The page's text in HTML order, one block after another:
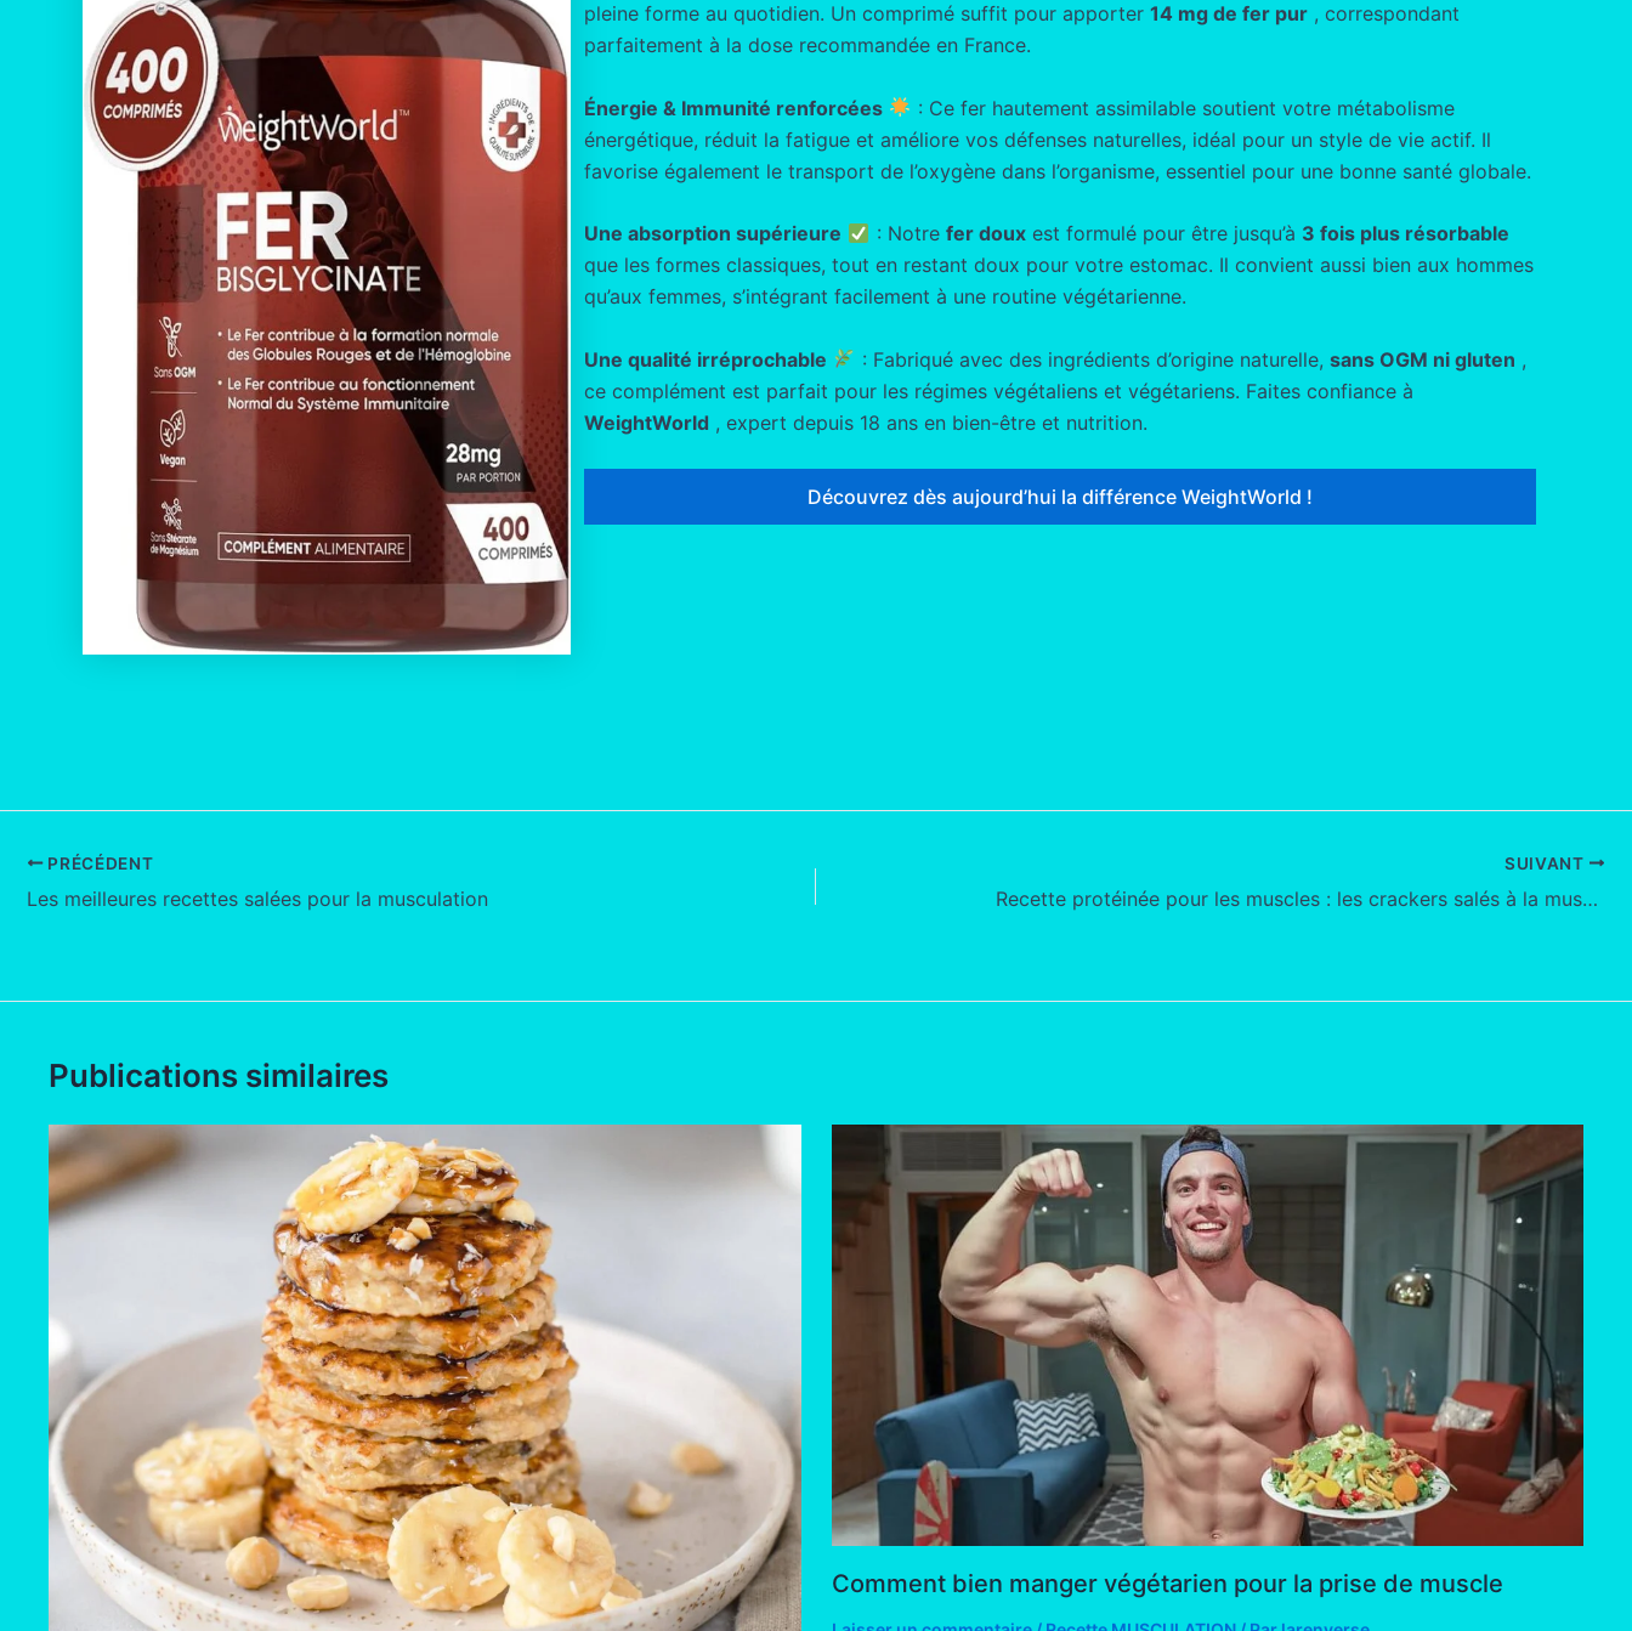
pleine forme au quotidien. Un comprimé suffit pour apporter14 mg de fer pur , correspondant
parfaitement à la dose recommandée en France.
Énergie & Immunité renforcées
: Ce fer hautement assimilable soutient votre métabolisme
énergétique, réduit la fatigue et améliore vos défenses naturelles, idéal pour un style de vie actif. Il
favorise également le transport de l’oxygène dans l’organisme, essentiel pour une bonne santé globale.
Une absorption supérieure : Notre fer douxest formulé pour être jusqu’à 3 fois plus résorbable
que les formes classiques, tout en restant doux pour votre estomac. Il convient aussi bien aux hommes
qu’aux femmes, s’intégrant facilement à une routine végétarienne.
Une qualité irréprochable : Fabriqué avec des ingrédients d’origine naturelle, sans OGM ni gluten ,
ce complément est parfait pour les régimes végétaliens et végétariens. Faites confiance à
WeightWorld , expert depuis 18 ans en bien-être et nutrition.
Découvrez dès aujourd’hui la différence WeightWorld !
PRÉCÉDENT
Les meilleures recettes salées pour la musculation
SUIVANT
Recette protéinée pour les muscles : les crackers salés à la musculation
Publications similaires
Comment bien manger végétarien pour la prise de muscle